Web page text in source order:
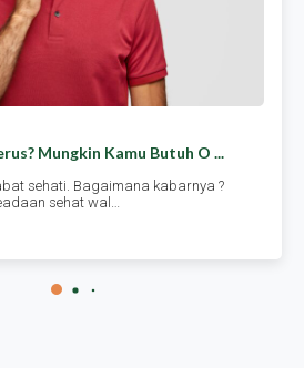
Mungkin Kamu Butuh O ...
sehati. Bagaimana kabarnya ?
sehat wal…